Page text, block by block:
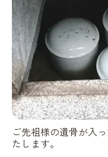
ご先祖様の遺骨が入
たします。